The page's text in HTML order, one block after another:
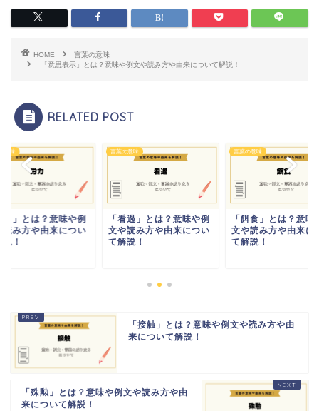
HOME
言葉の意味
「意思表示」とは？意味や例文や読み方や由来について解説！
RELATED POST
意味
力」とは？意味や例
読み方や由来につい
！
言葉の意味
「看過」とは？意味や例
文や読み方や由来につい
て解説！
言葉の意味
「餌食」とは？意味
文や読み方や由来に
て解説！
「接触」とは？意味や例文や読み方や由
来について解説！
「殊勲」とは？意味や例文や読み方や由
来について解説！